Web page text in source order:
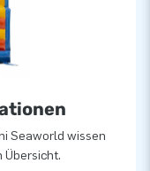
Jahren wörtlich
Team aus
Weise! Kunden
Service und die
“creators fo
Seaworld wissen
Übersicht.